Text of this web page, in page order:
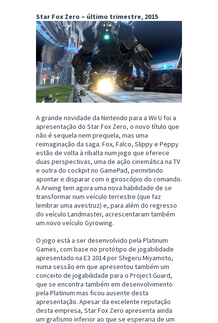
Star Fox Zero – último trimestre, 2015
A grande novidade da Nintendo para a Wii U foi a
apresentação do Star Fox Zero, o novo título que
não é sequela nem prequela, mas uma
reimaginação da saga. Fox, Falco, Slippy e Peppy
estão de volta à ribalta num jogo que oferece
duas perspectivas, uma de ação cinemática na TV
e outra do cockpit no GamePad, permitindo
apontar e disparar com o giroscópio do comando.
A Arwing tem agora uma nova habilidade de se
transformar num veículo terrestre (que faz
lembrar uma avestruz) e, para além do regresso
do veículo Landmaster, acrescentaram também
um novo veículo Gyrowing.
O jogo está a ser desenvolvido pela Platinum
Games, com base no protótipo de jogabilidade
apresentado na E3 2014 por Shigeru Miyamoto,
numa sessão em que apresentou também um
conceito de jogabilidade para o Project Guard,
que se encontra também em desenvolvimento
pela Platinum mas ficou ausente desta
apresentação. Apesar da excelente reputação
desta empresa, Star Fox Zero apresenta ainda
um grafismo inferior ao que se esperaria de um